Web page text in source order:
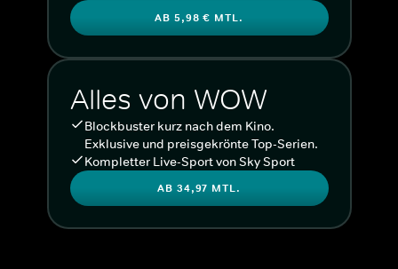
AB 5,98 € MTL.
Alles von WOW
Blockbuster kurz nach dem Kino.
Exklusive und preisgekrönte Top-Serien.
Kompletter Live-Sport von Sky Sport
AB 34,97 MTL.